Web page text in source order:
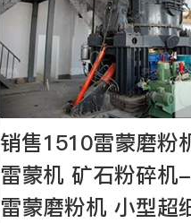
销售1510雷蒙磨粉
雷蒙机 矿石粉碎机
雷蒙磨粉机 小型超